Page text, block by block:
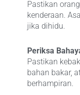
Pastikan
kenderaan.
jika dihidu.
Periksa
Pastikan
bahan bakar,
berhampiran.